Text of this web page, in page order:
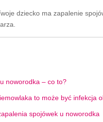
dziecko ma zapalenie
noworodka – co to?
to może być infekcja
spojówek u noworodka